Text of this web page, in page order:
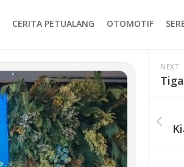
CERITA PETUALANG OTOMOTIF
NEXT